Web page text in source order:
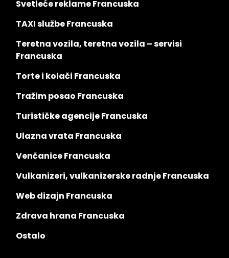
Svetleće reklame Francuska
TAXI službe Francuska
Teretna vozila, teretna vozila – servisi
Francuska
Torte i kolači Francuska
Tražim posao Francuska
Turističke agencije Francuska
Ulazna vrata Francuska
Venčanice Francuska
Vulkanizeri, vulkanizerske radnje Francuska
Web dizajn Francuska
Zdrava hrana Francuska
Ostalo